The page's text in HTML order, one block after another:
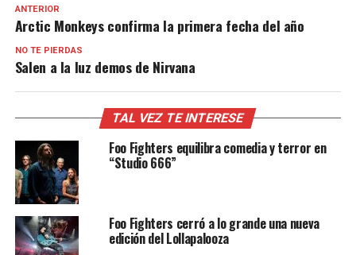
ANTERIOR
Arctic Monkeys confirma la primera fecha del año
NO TE PIERDAS
Salen a la luz demos de Nirvana
TAL VEZ TE INTERESE
Foo Fighters equilibra comedia y terror en
“Studio 666”
Foo Fighters cerró a lo grande una nueva
edición del Lollapalooza